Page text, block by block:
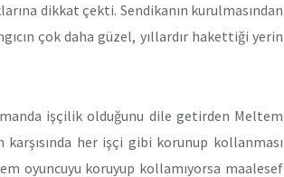
dikkat çekti. Sendikanın kurulmasından
çok daha güzel, yıllardır hakettiği yerin
işçilik olduğunu dile getirden Meltem
her işçi gibi korunup kollanması
oyuncuyu koruyup kollamıyorsa maalesef